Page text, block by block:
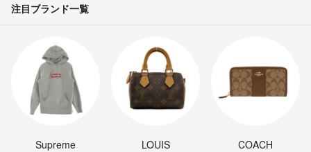
注目ブランド一覧
Supreme
LOUIS
COACH